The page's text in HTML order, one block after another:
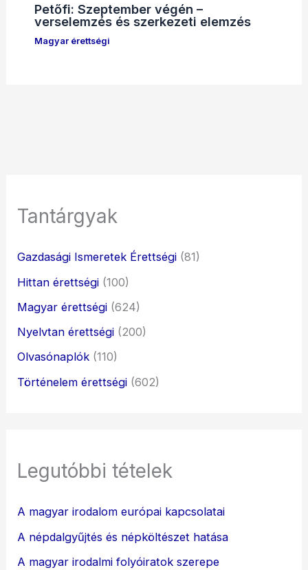
Petőfi: Szeptember végén –
verselemzés és szerkezeti elemzés
Magyar érettségi
Tantárgyak
Gazdasági Ismeretek Érettségi (81)
Hittan érettségi (100)
Magyar érettségi (624)
Nyelvtan érettségi (200)
Olvasónaplók (110)
Történelem érettségi (602)
Legutóbbi tételek
A magyar irodalom európai kapcsolatai
A népdalgyűjtés és népköltészet hatása
A magyar irodalmi folyóiratok szerepe